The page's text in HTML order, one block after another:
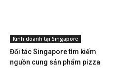
Kinh doanh tại Singapore
Đối tác Singapore tìm kiếm
nguồn cung sản phẩm pizza